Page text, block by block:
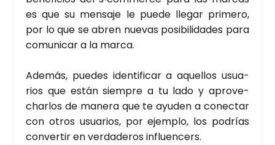
es que su men­sa­je le pue­de lle­gar pri­me­ro,
por lo que se abren nue­vas posi­bi­li­da­des para
comu­ni­car a la mar­ca.
Ade­más, pue­des iden­ti­fi­car a aque­llos usua­
rios que están siem­pre a tu lado y apro­ve­
char­los de mane­ra que te ayu­den a conec­tar
con otros usua­rios, por ejem­plo, los podrías
con­ver­tir en ver­da­de­ros influen­cers.